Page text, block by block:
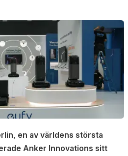
en av världens största
Anker Innovations sitt